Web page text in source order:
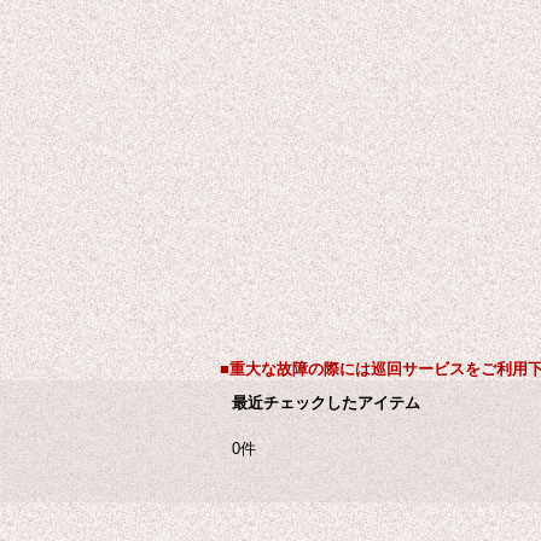
■重大な故障の際には巡回サービスをご利用
最近チェックしたアイテム
0件